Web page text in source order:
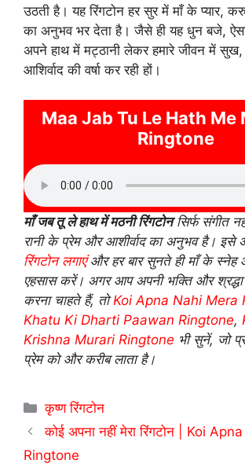
उठती है। यह रिंगटोन हर सुर में माँ के प्यार,
का अनुभव भर देता है। जैसे ही यह धुन बजे,
अपने हाथ में मट्ठानी लेकर हमारे जीवन में
आशिर्वाद की वर्षा कर रही हों।
Maa Jab Tu Le Hath Me
Ringtone
माँ जब तू ले हाथ में मठनी रिंगटोनसिर्फ संगीत
रानी के प्रेम और आशीर्वाद का अनुभव है। इसे
रिंगटोन लगाएंऔर हर बार सुनते ही माँ के स्नेह
एहसास करें। अगर आप अपनी भक्ति और
करना चाहते हैं, तोKoi Apna Nahi Mera
Khatu Ki Dharti Paawan Ringtone,
Krishna Murari Ringtone भी सुनें, जो
प्रेम को और करीब लाता है।
Categories
कृष्ण रिंगटोन
कोई अपना नहीं मेरा रिंगटोन | Koi
Ringtone